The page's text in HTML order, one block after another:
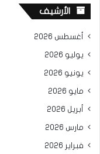
الأرشيف
أغسطس 2026
يوليو 2026
يونيو 2026
مايو 2026
أبريل 2026
مارس 2026
فبراير 2026